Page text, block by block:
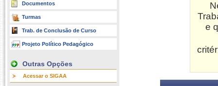
Documentos
Turmas
Trab. de Conclusão de Curso
Projeto Político Pedagógico
Outras Opções
Acessar o SIGAA
e